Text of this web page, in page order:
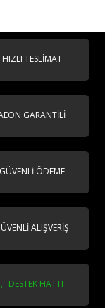
HIZLI TESLİMAT
GARANTİLİ
GÜVENLİ ÖDEME
ALIŞVERİŞ
DESTEK HATTI